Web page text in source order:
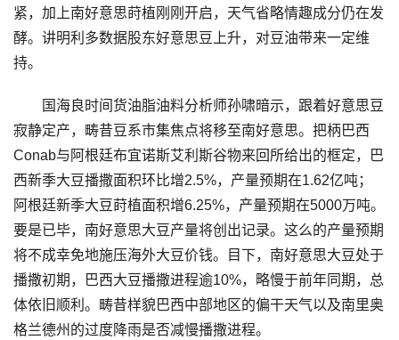
紧，加上南好意思莳植刚刚开启，天气省略情趣成分仍在发
酵。讲明利多数据股东好意思豆上升，对豆油带来一定维
持。
国海良时间货油脂油料分析师孙啸暗示，跟着好意思豆
寂静定产，畴昔豆系市集焦点将移至南好意思。把柄巴西
Conab与阿根廷布宜诺斯艾利斯谷物来回所给出的框定，巴
西新季大豆播撒面积环比增2.5%，产量预期在1.62亿吨；
阿根廷新季大豆莳植面积增6.25%，产量预期在5000万吨。
要是已毕，南好意思大豆产量将创出记录。这么的产量预期
将不成幸免地施压海外大豆价钱。目下，南好意思大豆处于
播撒初期，巴西大豆播撒进程逾10%，略慢于前年同期，总
体依旧顺利。畴昔样貌巴西中部地区的偏干天气以及南里奥
格兰德州的过度降雨是否减慢播撒进程。